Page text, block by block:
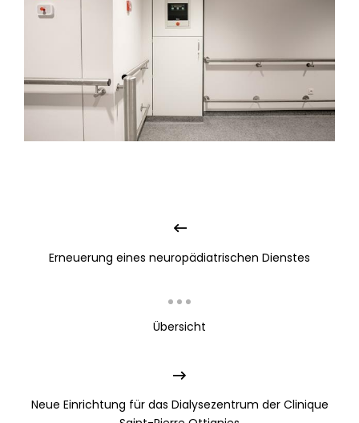
Erneuerung eines neuropädiatrischen Dienstes
Übersicht
Neue Einrichtung für das Dialysezentrum der Clinique